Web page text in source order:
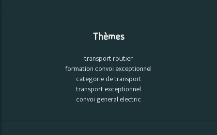
Thèmes
transport routier
formation convoi exceptionnel
categorie de transport
transport exceptionnel
convoi general electric